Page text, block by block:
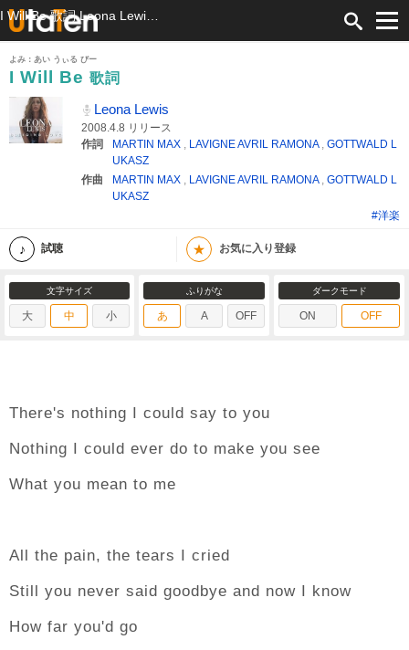
よみ：あい うぃる びー
I Will Be 歌詞
Leona Lewis
2008.4.8 リリース
作詞
MARTIN MAX , LAVIGNE AVRIL RAMONA ,GOTTWALD L
UKASZ
作曲
MARTIN MAX , LAVIGNE AVRIL RAMONA ,GOTTWALD L
UKASZ
#洋楽
試聴 ★ お気に入り登録
文字サイズ
大 中 小
ふりがな
あ A OFF
ダークモード
ON OFF
There's nothing I could say to you
Nothing I could ever do to make you see
What you mean to me
All the pain, the tears I cried
Still you never said goodbye and now I know
How far you'd go